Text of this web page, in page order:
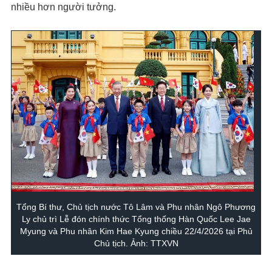
nhiều hơn người tưởng.
Tổng Bí thư, Chủ tịch nước Tô Lâm và Phu nhân Ngô Phương
Ly chủ trì Lễ đón chính thức Tổng thống Hàn Quốc Lee Jae
Myung và Phu nhân Kim Hae Kyung chiều 22/4/2026 tại Phủ
Chủ tịch. Ảnh: TTXVN